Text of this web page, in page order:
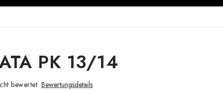
PK 13/14
bewertet Bewertungsdetails